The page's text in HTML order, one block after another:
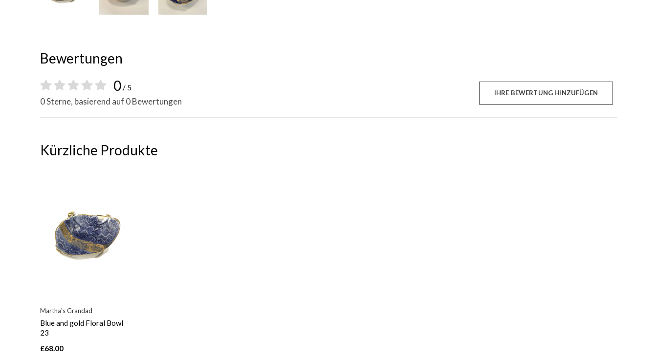
Bewertungen
0/ 5
0 Sterne, basierend auf 0 Bewertungen
IHRE BEWERTUNG HINZUFÜGEN
Kürzliche Produkte
Martha's Grandad
Blue and gold Floral Bowl
23
£68.00